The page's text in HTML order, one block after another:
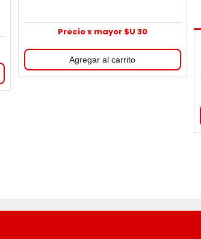
Precio x mayor $U 30